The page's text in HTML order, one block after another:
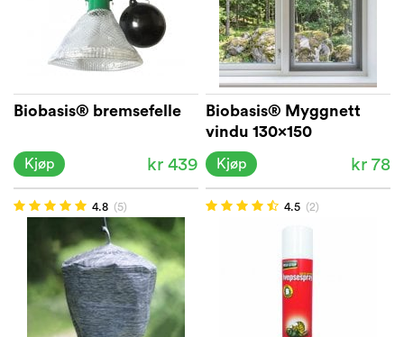
Biobasis® bremsefelle
kr 439
Kjøp
Biobasis® Myggnett
vindu 130x150
kr 78
Kjøp
4.8 (5) 4.5 (2)